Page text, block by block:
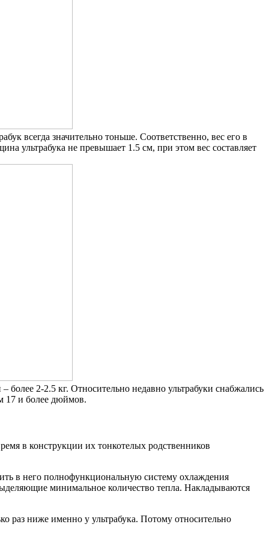
всегда значительно тоньше. Соответственно, вес его в
ультрабука не превышает 1.5 см, при этом вес составляет
2-2.5 кг. Относительно недавно ультрабуки снабжались
17 и более дюймов.
в конструкции их тонкотелых родственников
в него полнофункциональную систему охлаждения
минимальное количество тепла. Накладываются
раз ниже именно у ультрабука. Потому относительно